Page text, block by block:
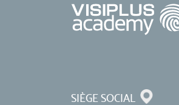
SIÈGE SOCIAL